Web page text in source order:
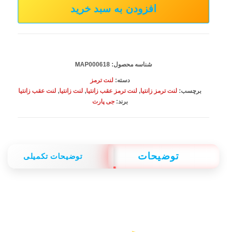
عدد
افزودن به سبد خرید
شناسه محصول: MAP000618
دسته: لنت ترمز
برچسب: لنت ترمز زانتیا, لنت ترمز عقب زانتیا, لنت زانتیا, لنت عقب زانتیا
برند:جی پارت
توضیحات توضیحات تکمیلی